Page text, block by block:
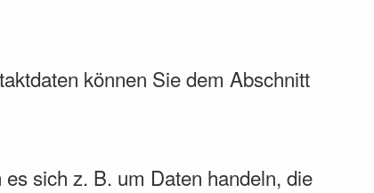
können Sie dem Abschnitt
sich z. B. um Daten handeln, die